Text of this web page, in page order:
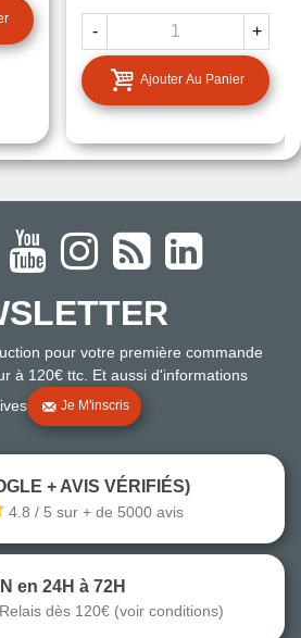
- +
Ajouter Au Panier
pour votre première commande
à 120€ ttc. Et aussi d'informations
Je M'inscris
+ AVIS VÉRIFIÉS)
4.8 / 5 sur + de 5000 avis
en 24H à 72H
dès 120€ (voir conditions)